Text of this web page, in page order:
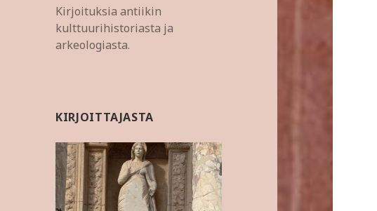
Kirjoituksia antiikin
kulttuurihistoriasta ja
arkeologiasta.
KIRJOITTAJASTA